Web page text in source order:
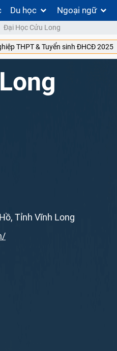
Du học Ngoại ngữ
Đại Học Cửu Long
THPT & Tuyển sinh ĐHCĐ 2025
Tỉnh Vĩnh Long